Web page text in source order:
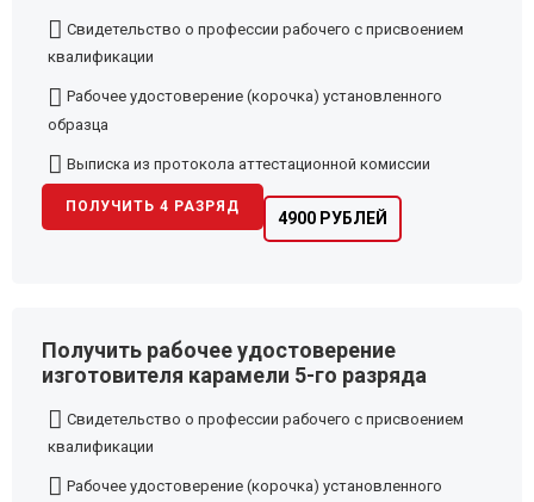
Свидетельство о профессии рабочего с присвоением
квалификации
Рабочее удостоверение (корочка) установленного
образца
Выписка из протокола аттестационной комиссии
4900 РУБЛЕЙ
ПОЛУЧИТЬ 4 РАЗРЯД
Получить рабочее удостоверение
изготовителя карамели 5-го разряда
Свидетельство о профессии рабочего с присвоением
квалификации
Рабочее удостоверение (корочка) установленного